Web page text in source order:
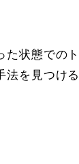
た状態でのト
法を見つける